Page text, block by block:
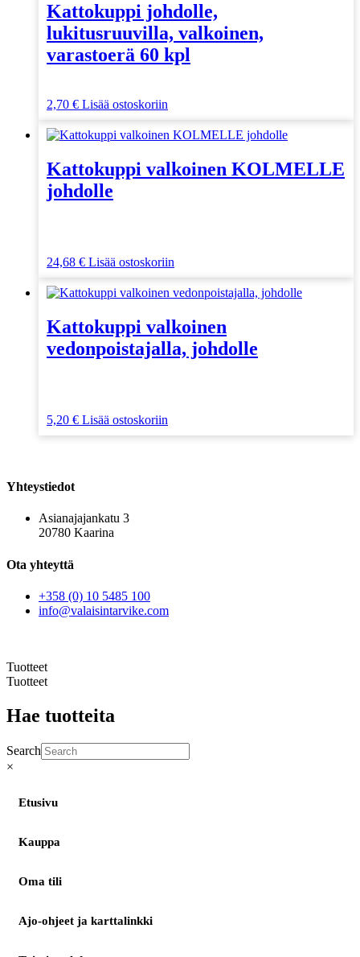
Kattokuppi johdolle,
lukitusruuvilla, valkoinen,
varastoerä 60 kpl
2,70 € Lisää ostoskoriin
Kattokuppi valkoinen KOLMELLE
johdolle
24,68 € Lisää ostoskoriin
Kattokuppi valkoinen
vedonpoistajalla, johdolle
5,20 € Lisää ostoskoriin
Yhteystiedot
Asianajajankatu 3
20780 Kaarina
Ota yhteyttä
+358 (0) 10 5485 100
info@valaisintarvike.com
Tuotteet
Tuotteet
Hae tuotteita
Search
×
Etusivu
Kauppa
Oma tili
Ajo-ohjeet ja karttalinkki